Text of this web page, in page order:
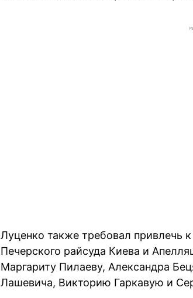
Луценко также требовал привлечь
Печерского райсуда Киева и
Маргариту Пилаеву, Александра
Лашевича, Викторию Гаркавую и